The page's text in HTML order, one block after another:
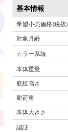
基本情報
希望小売価格(税抜)
対象月齢
カラー系統
本体重量
底板高さ
耐荷重
本体大きさ
認証